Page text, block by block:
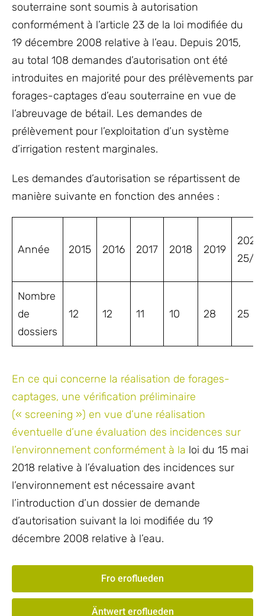
souterraine sont soumis à autorisation
conformément à l’article 23 de la loi modifiée du
19 décembre 2008 relative à l’eau. Depuis 2015,
au total 108 demandes d’autorisation ont été
introduites en majorité pour des prélèvements par
forages-captages d’eau souterraine en vue de
l’abreuvage de bétail. Les demandes de
prélèvement pour l’exploitation d’un système
d’irrigation restent marginales.
Les demandes d’autorisation se répartissent de
manière suivante en fonction des années :
Année 2015 2016 2017 2018 2019
25/
Nombre
de
dossiers
12 12 11 10 28 25
En ce qui concerne la réalisation de forages-
captages, une vérification préliminaire
(« screening ») en vue d’une réalisation
éventuelle d’une évaluation des incidences sur
l’environnement conformément à la loi du 15 mai
2018 relative à l’évaluation des incidences sur
l’environnement est nécessaire avant
l’introduction d’un dossier de demande
d’autorisation suivant la loi modifiée du 19
décembre 2008 relative à l’eau.
Fro eroflueden
Äntwert eroflueden